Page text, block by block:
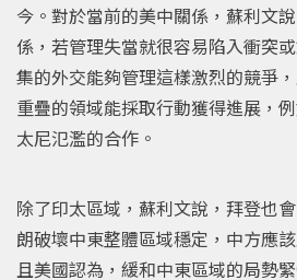
今。對於當前的美中關係，蘇利文
係，若管理失當就很容易陷入衝突
集的外交能夠管理這樣激烈的競爭
重疊的領域能採取行動獲得進展，
太尼氾濫的合作。
除了印太區域，蘇利文說，拜登也
朗破壞中東整體區域穩定，中方應
且美國認為，緩和中東區域的局勢